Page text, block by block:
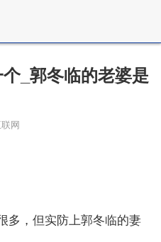
_郭冬临的老婆是
网
多，但实防上郭冬临的妻